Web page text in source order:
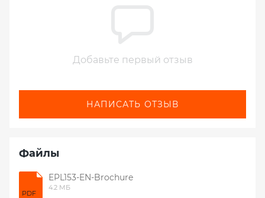
Добавьте первый отзыв
НАПИСАТЬ ОТЗЫВ
Файлы
PDF
EPL153-EN-Brochure
4.2 МБ